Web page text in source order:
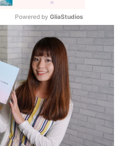
Mute
Powered by GliaStudios